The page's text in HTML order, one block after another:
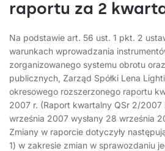
raportu za 2
Na podstawie art. 56 ust. 1 pkt. 2
warunkach wprowadzania
zorganizowanego systemu obrotu
publicznych, Zarząd Spółki Lena
okresowego rozszerzonego raportu
2007 r. (Raport kwartalny QSr 2/
września 2007 wysłany 28 września
Zmiany w raporcie dotyczyły
1) w zakresie zmian w sprawozdaniu